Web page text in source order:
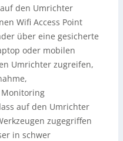
den Umrichter
Wifi Access Point
über eine gesicherte
oder mobilen
Umrichter zugreifen,
auf den Umrichter
zugegriffen
in schwer